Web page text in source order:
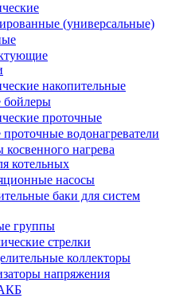
(универсальные)
накопительные
бойлеры
проточные
проточные водонагреватели
косвенного нагрева
котельных
насосы
баки для систем
группы
стрелки
коллекторы
напряжения